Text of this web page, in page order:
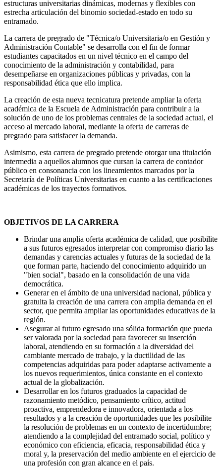
estructuras universitarias dinámicas, modernas y flexibles con
estrecha articulación del binomio sociedad-estado en todo su
entramado.
La carrera de pregrado de "Técnica/o Universitaria/o en Gestión y
Administración Contable" se desarrolla con el fin de formar
estudiantes capacitados en un nivel técnico en el campo del
conocimiento de la administración y contabilidad, para
desempeñarse en organizaciones públicas y privadas, con la
responsabilidad ética que ello implica.
La creación de esta nueva tecnicatura pretende ampliar la oferta
académica de la Escuela de Administración para contribuir a la
solución de uno de los problemas centrales de la sociedad actual, el
acceso al mercado laboral, mediante la oferta de carreras de
pregrado para satisfacer la demanda.
Asimismo, esta carrera de pregrado pretende otorgar una titulación
intermedia a aquellos alumnos que cursan la carrera de contador
público en consonancia con los lineamientos marcados por la
Secretaría de Políticas Universitarias en cuanto a las certificaciones
académicas de los trayectos formativos.
OBJETIVOS DE LA CARRERA
Brindar una amplia oferta académica de calidad, que posibilite
a sus futuros egresados interpretar con compromiso diario las
demandas y carencias actuales y futuras de la sociedad de la
que forman parte, haciendo del conocimiento adquirido un
"bien social", basado en la consolidación de una vida
democrática.
Generar en el ámbito de una universidad nacional, pública y
gratuita la creación de una carrera con amplia demanda en el
sector, que permita ampliar las oportunidades educativas de la
región.
Asegurar al futuro egresado una sólida formación que pueda
ser valorada por la sociedad para favorecer su inserción
laboral, atendiendo en su formación a la diversidad del
cambiante mercado de trabajo, y la ductilidad de las
competencias adquiridas para poder adaptarse activamente a
los nuevos requerimientos, única constante en el contexto
actual de la globalización.
Desarrollar en los futuros graduados la capacidad de
razonamiento metódico, pensamiento crítico, actitud
proactiva, emprendedora e innovadora, orientada a los
resultados y a la creación de oportunidades que les posibilite
la resolución de problemas en un contexto de incertidumbre;
atendiendo a la complejidad del entramado social, político y
económico con eficiencia, eficacia, responsabilidad ética y
moral y, la preservación del medio ambiente en el ejercicio de
una profesión con gran alcance en el país.